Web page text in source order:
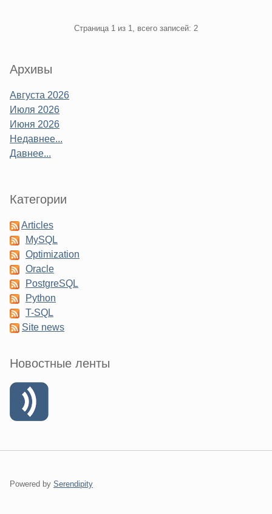
Страница 1 из 1, всего записей: 2
Sidebar
Архивы
Августа 2026
Июля 2026
Июня 2026
Недавнее...
Давнее...
Категории
Articles
MySQL
Optimization
Oracle
PostgreSQL
Python
T-SQL
Site news
Новостные ленты
Powered by Serendipity